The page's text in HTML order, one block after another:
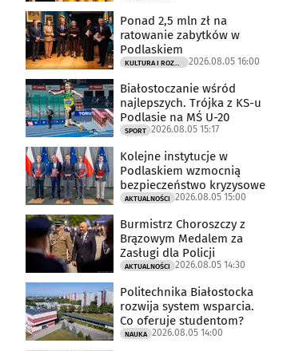
Ponad 2,5 mln zł na
ratowanie zabytków w
Podlaskiem
2026.08.05 16:00
Białostoczanie wśród
najlepszych. Trójka z KS-u
Podlasie na MŚ U-20
SPORT 2026.08.05 15:17
Kolejne instytucje w
Podlaskiem wzmocnią
bezpieczeństwo kryzysowe
AKTUALNOŚCI 2026.08.05 15:00
Burmistrz Choroszczy z
Brązowym Medalem za
Zasługi dla Policji
AKTUALNOŚCI 2026.08.05 14:30
Politechnika Białostocka
rozwija system wsparcia.
Co oferuje studentom?
NAUKA 2026.08.05 14:00